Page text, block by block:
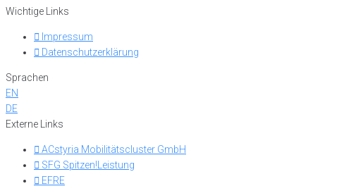
Wichtige Links
Impressum
Datenschutzerklärung
Sprachen
EN
DE
Externe Links
ACstyria Mobilitätscluster GmbH
SFG Spitzen!Leistung
EFRE